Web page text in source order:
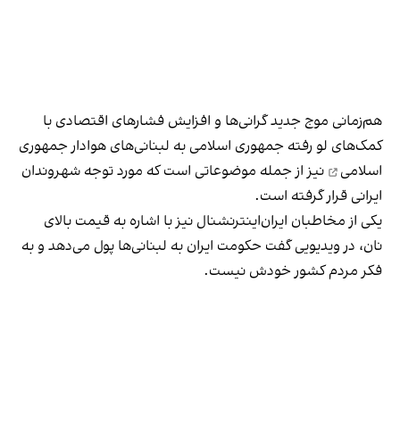
هم‌زمانی موج جدید گرانی‌ها و افزایش فشارهای اقتصادی با
کمک‌های لو رفته جمهوری اسلامی به لبنانی‌های هوادار جمهوری
اسلامی
نیز از جمله موضوعاتی است که مورد توجه شهروندان
ایرانی قرار گرفته است.
یکی از مخاطبان ایران‌اینترنشنال نیز با اشاره به قیمت بالای
نان، در ویدیویی گفت حکومت ایران به لبنانی‌ها پول می‌دهد ‌و به
فکر مردم کشور خودش نیست.